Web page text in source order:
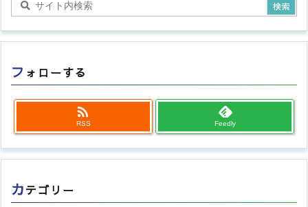
フ ォローする

RSS Feedly
カテゴリー